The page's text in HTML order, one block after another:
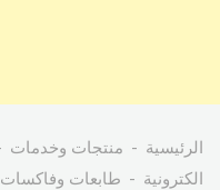
الرئيسية منتجات وخدمات
الكترونية
طابعات وفاكسات